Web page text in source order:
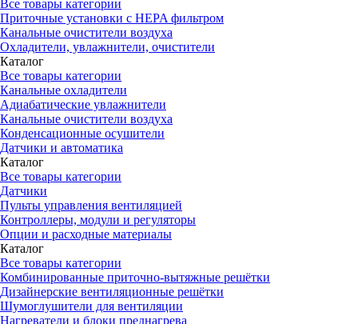
Все товары категории
Приточные установки c HEPA фильтром
Канальные очистители воздуха
Охладители, увлажнители, очистители
Каталог
Все товары категории
Канальные охладители
Адиабатические увлажнители
Канальные очистители воздуха
Конденсационные осушители
Датчики и автоматика
Каталог
Все товары категории
Датчики
Пульты управления вентиляцией
Контроллеры, модули и регуляторы
Опции и расходные материалы
Каталог
Все товары категории
Комбинированные приточно-вытяжные решётки
Дизайнерские вентиляционные решётки
Шумоглушители для вентиляции
Нагреватели и блоки преднагрева